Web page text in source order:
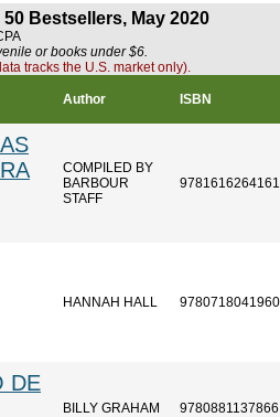
Bestsellers, May 2020
or books under $6.
tracks the U.S. market only).
Author ISBN
COMPILED BY
BARBOUR
STAFF
9781616264161
HANNAH HALL 9780718041960
DE
BILLY GRAHAM 9780881137866